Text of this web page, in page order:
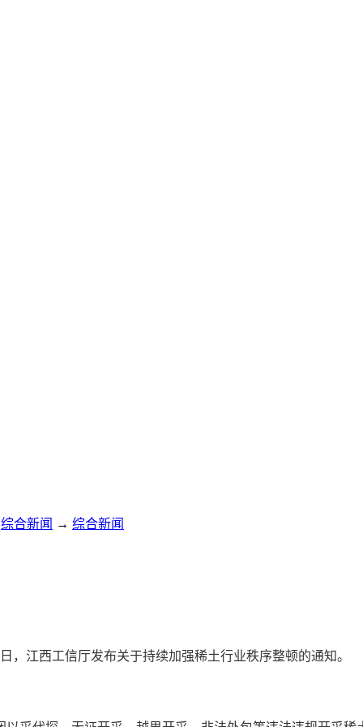
综合新闻 → 综合新闻
，江西工信厅发布关于持续加强稀土行业秩序整顿的通知。